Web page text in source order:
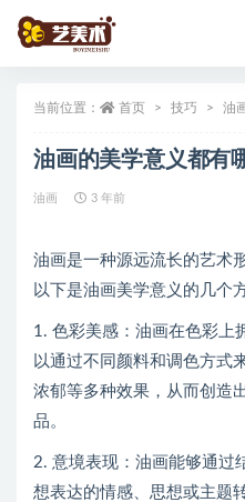
当前位置： 首页 技巧 油
油画的美学意义都有
油画 3 年前
油画是一种源远流长的艺术
以下是油画美学意义的几个
1. 色彩美感：油画在色彩上
以通过不同颜料和调色方式
浓郁等多种效果，从而创造
品。
2. 意境表现：油画能够通过
想表达的情感、思想或主题